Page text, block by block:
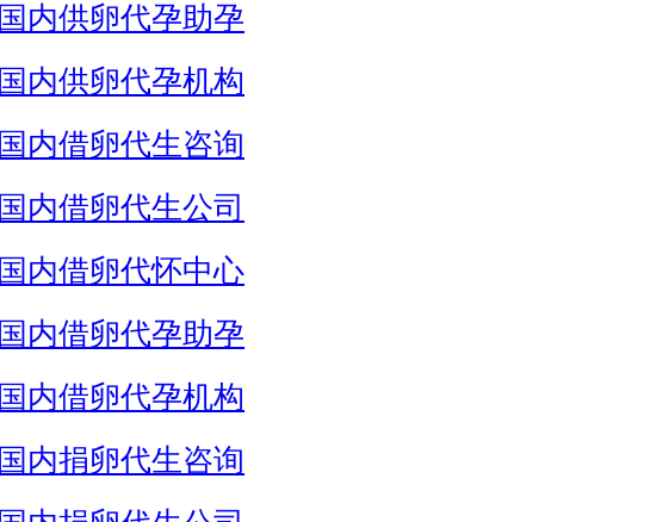
国内供卵代孕助孕
国内供卵代孕机构
国内借卵代生咨询
国内借卵代生公司
国内借卵代怀中心
国内借卵代孕助孕
国内借卵代孕机构
国内捐卵代生咨询